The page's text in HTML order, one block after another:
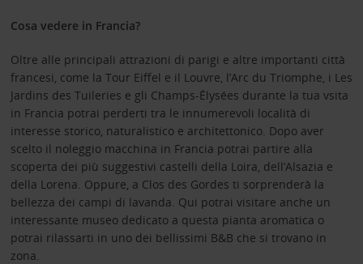
Cosa vedere in Francia?
Oltre alle principali attrazioni di parigi e altre importanti città
francesi, come la Tour Eiffel e il Louvre, l’Arc du Triomphe, i Les
Jardins des Tuileries e gli Champs-Élysées durante la tua vsita
in Francia potrai perderti tra le innumerevoli località di
interesse storico, naturalistico e architettonico. Dopo aver
scelto il noleggio macchina in Francia potrai partire alla
scoperta dei più suggestivi castelli della Loira, dell’Alsazia e
della Lorena. Oppure, a Clos des Gordes ti sorprenderà la
bellezza dei campi di lavanda. Qui potrai visitare anche un
interessante museo dedicato a questa pianta aromatica o
potrai rilassarti in uno dei bellissimi B&B che si trovano in
zona.